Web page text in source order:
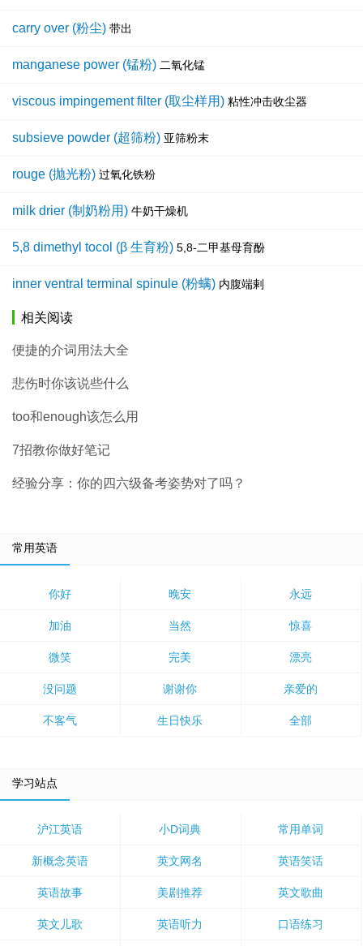
carry over (粉尘) 带出
manganese power (锰粉) 二氧化锰
viscous impingement filter (取尘样用) 粘性冲击收尘器
subsieve powder (超筛粉) 亚筛粉末
rouge (抛光粉) 过氧化铁粉
milk drier (制奶粉用) 牛奶干燥机
5,8 dimethyl tocol (β 生育粉) 5,8-二甲基母育酚
inner ventral terminal spinule (粉螨) 内腹端剌
相关阅读
便捷的介词用法大全
悲伤时你该说些什么
too和enough该怎么用
7招教你做好笔记
经验分享：你的四六级备考姿势对了吗？
常用英语
你好 晚安 永远
加油 当然 惊喜
微笑 完美 漂亮
没问题 谢谢你 亲爱的
不客气 生日快乐 全部
学习站点
沪江英语 小D词典 常用单词
新概念英语 英文网名 英语笑话
英语故事 美剧推荐 英文歌曲
英文儿歌 英语听力 口语练习